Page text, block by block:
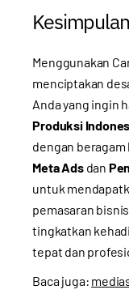
Kesimpulan
Menggunakan
menciptakan
Anda yang ingin
Produksi
dengan
Meta Adsdan
untuk
pemasaran
tingkatkan
tepat dan
Baca juga: